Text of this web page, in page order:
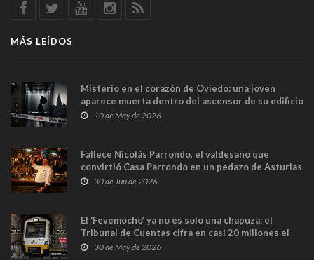
MÁS LEÍDOS
Misterio en el corazón de Oviedo: una joven
aparece muerta dentro del ascensor de su edificio
y las cámaras captan sus últimos minutos
10 de May de 2026
Fallece Nicolás Parrondo, el valdesano que
convirtió Casa Parrondo en un pedazo de Asturias
en Madrid
30 de Jun de 2026
El ‘Fevemocho’ ya no es solo una chapuza: el
Tribunal de Cuentas cifra en casi 20 millones el
sobrecoste de los trenes que no cabían por los
30 de May de 2026